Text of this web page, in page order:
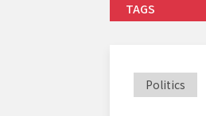
TAGS
Politics